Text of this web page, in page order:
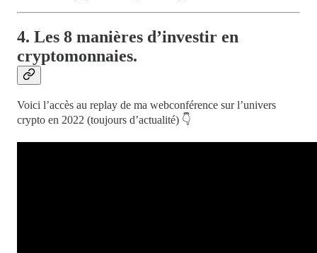
4. Les 8 manières d’investir en
cryptomonnaies.
Voici l’accès au replay de ma webconférence sur l’univers
crypto en 2022 (toujours d’actualité) 👇